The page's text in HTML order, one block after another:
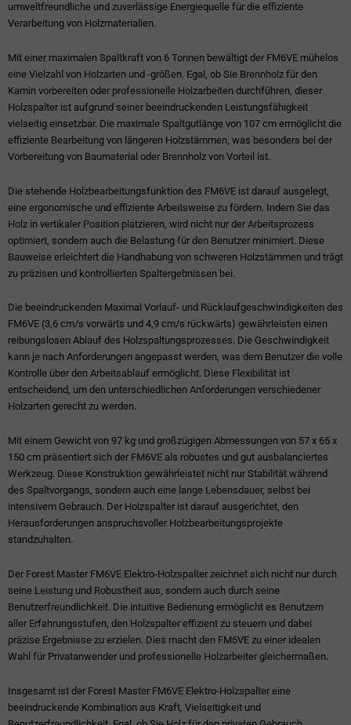
umweltfreundliche und zuverlässige Energiequelle für die effiziente
Verarbeitung von Holzmaterialien.
Mit einer maximalen Spaltkraft von 6 Tonnen bewältigt der FM6VE mühelos
eine Vielzahl von Holzarten und -größen. Egal, ob Sie Brennholz für den
Kamin vorbereiten oder professionelle Holzarbeiten durchführen, dieser
Holzspalter ist aufgrund seiner beeindruckenden Leistungsfähigkeit
vielseitig einsetzbar. Die maximale Spaltgutlänge von 107 cm ermöglicht die
effiziente Bearbeitung von längeren Holzstämmen, was besonders bei der
Vorbereitung von Baumaterial oder Brennholz von Vorteil ist.
Die stehende Holzbearbeitungsfunktion des FM6VE ist darauf ausgelegt,
eine ergonomische und effiziente Arbeitsweise zu fördern. Indem Sie das
Holz in vertikaler Position platzieren, wird nicht nur der Arbeitsprozess
optimiert, sondern auch die Belastung für den Benutzer minimiert. Diese
Bauweise erleichtert die Handhabung von schweren Holzstämmen und trägt
zu präzisen und kontrollierten Spaltergebnissen bei.
Die beeindruckenden Maximal Vorlauf- und Rücklaufgeschwindigkeiten des
FM6VE (3,6 cm/s vorwärts und 4,9 cm/s rückwärts) gewährleisten einen
reibungslosen Ablauf des Holzspaltungsprozesses. Die Geschwindigkeit
kann je nach Anforderungen angepasst werden, was dem Benutzer die volle
Kontrolle über den Arbeitsablauf ermöglicht. Diese Flexibilität ist
entscheidend, um den unterschiedlichen Anforderungen verschiedener
Holzarten gerecht zu werden.
Mit einem Gewicht von 97 kg und großzügigen Abmessungen von 57 x 65 x
150 cm präsentiert sich der FM6VE als robustes und gut ausbalanciertes
Werkzeug. Diese Konstruktion gewährleistet nicht nur Stabilität während
des Spaltvorgangs, sondern auch eine lange Lebensdauer, selbst bei
intensivem Gebrauch. Der Holzspalter ist darauf ausgerichtet, den
Herausforderungen anspruchsvoller Holzbearbeitungsprojekte
standzuhalten.
Der Forest Master FM6VE Elektro-Holzspalter zeichnet sich nicht nur durch
seine Leistung und Robustheit aus, sondern auch durch seine
Benutzerfreundlichkeit. Die intuitive Bedienung ermöglicht es Benutzern
aller Erfahrungsstufen, den Holzspalter effizient zu steuern und dabei
präzise Ergebnisse zu erzielen. Dies macht den FM6VE zu einer idealen
Wahl für Privatanwender und professionelle Holzarbeiter gleichermaßen.
Insgesamt ist der Forest Master FM6VE Elektro-Holzspalter eine
beeindruckende Kombination aus Kraft, Vielseitigkeit und